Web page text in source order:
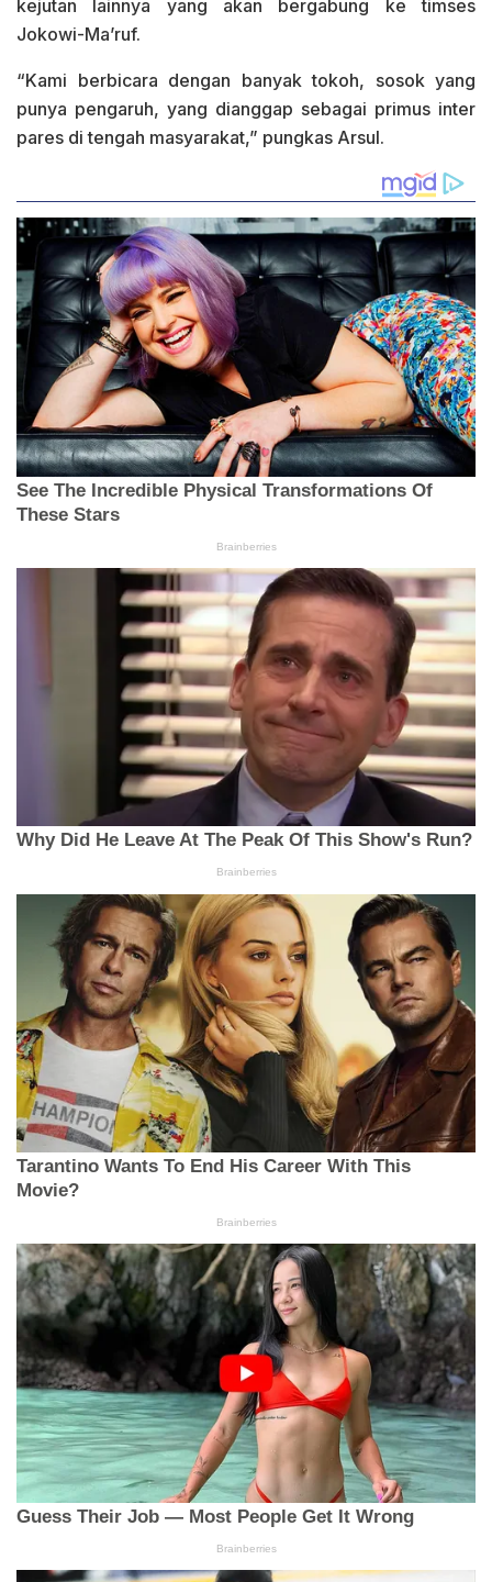
kejutan lainnya yang akan bergabung ke timses
Jokowi-Ma’ruf.
“Kami berbicara dengan banyak tokoh, sosok yang
punya pengaruh, yang dianggap sebagai primus inter
pares di tengah masyarakat,” pungkas Arsul.